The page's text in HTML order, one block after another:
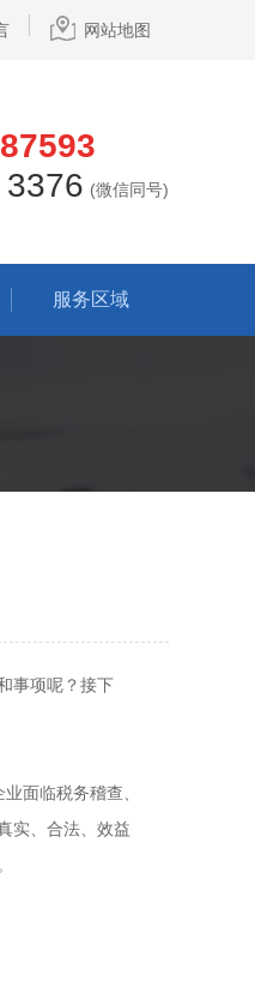
网站地图
3376 (微信同号)
服务区域
事项呢？接下
面临税务稽查、
实、合法、效益